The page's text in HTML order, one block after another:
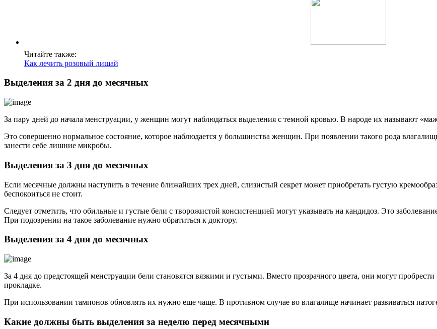
Читайте также:
Как лечить розовый лишай
Выделения за 2 дня до месячных
За пару дней до начала менструации, у женщин могут наблюдаться выделения с темной кровью. В народе их называют
Это совершенно нормальное состояние, которое наблюдается у большинства женщин. При появлении такого рода
занести себе лишние микробы.
Выделения за 3 дня до месячных
Если месячные должны наступить в течение ближайших трех дней, слизистый секрет может приобретать густую
беспокоиться не стоит.
Следует отметить, что обильные и густые бели с творожистой консистенцией могут указывать на кандидоз. Это
При подозрении на такое заболевание нужно обратиться к доктору.
Выделения за 4 дня до месячных
За 4 дня до предстоящей менструации бели становятся вязкими и густыми. Вместо прозрачного цвета, они могут
прокладке.
При использовании тампонов обновлять их нужно еще чаще. В противном случае во влагалище начинает развиваться
Какие должны быть выделения за неделю перед месячными